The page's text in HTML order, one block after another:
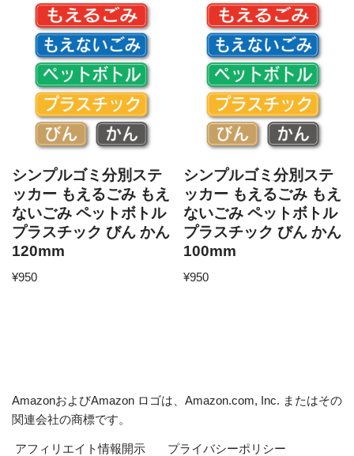
シンプルゴミ分別ステ
ッカー もえるごみ もえ
ないごみ ペットボトル
プラスチック びん かん
120mm
¥950
シンプルゴミ分別ステ
ッカー もえるごみ もえ
ないごみ ペットボトル
プラスチック びん かん
100mm
¥950
AmazonおよびAmazon ロゴは、Amazon.com, Inc. またはその
関連会社の商標です。
アフィリエイト情報開示 プライバシーポリシー